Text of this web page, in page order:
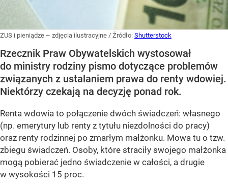
ZUS i pieniądze – zdjęcia ilustracyjne / Źródło: Shutterstock
Rzecznik Praw Obywatelskich wystosował
do ministry rodziny pismo dotyczące problemów
związanych z ustalaniem prawa do renty wdowiej.
Niektórzy czekają na decyzję ponad rok.
Renta wdowia to połączenie dwóch świadczeń: własnego
(np. emerytury lub renty z tytułu niezdolności do pracy)
oraz renty rodzinnej po zmarłym małżonku. Mowa tu o tzw.
zbiegu świadczeń. Osoby, które straciły swojego małżonka
mogą pobierać jedno świadczenie w całości, a drugie
w wysokości 15 proc.